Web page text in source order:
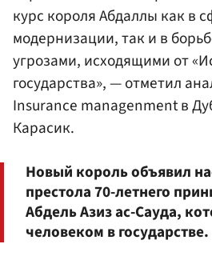
курс короля Абдаллы как в
модернизации, так и в
угрозами, исходящими от
государства», — отметил
Insurance managenment в
Карасик.
Новый король объявил
престола 70-летнего
Абдель Азиз ас-Сауда,
человеком в государстве.